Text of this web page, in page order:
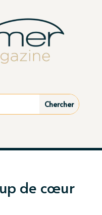
de cœur